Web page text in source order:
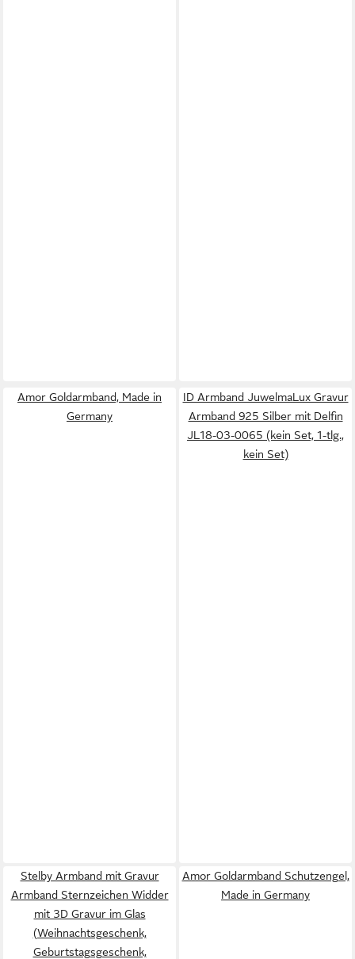
Amor Goldarmband, Made in
Germany
ID Armband JuwelmaLux Gravur
Armband 925 Silber mit Delfin
JL18-03-0065 (kein Set, 1-tlg.,
kein Set)
Stelby Armband mit Gravur
Armband Sternzeichen Widder
mit 3D Gravur im Glas
(Weihnachtsgeschenk,
Geburtstagsgeschenk,
Amor Goldarmband Schutzengel,
Made in Germany